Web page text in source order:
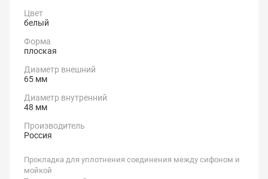
Цвет
белый
Форма
плоская
Диаметр внешний
65 мм
Диаметр внутренний
48 мм
Производитель
Россия
Прокладка для уплотнения соединения между сифоном и
мойкой